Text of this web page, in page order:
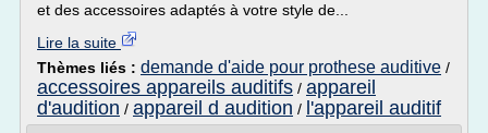
et des accessoires adaptés à votre style de...
Lire la suite
Thèmes liés : demande d'aide pour prothese auditive /
accessoires appareils auditifs / appareil
d'audition / appareil d audition / l'appareil auditif